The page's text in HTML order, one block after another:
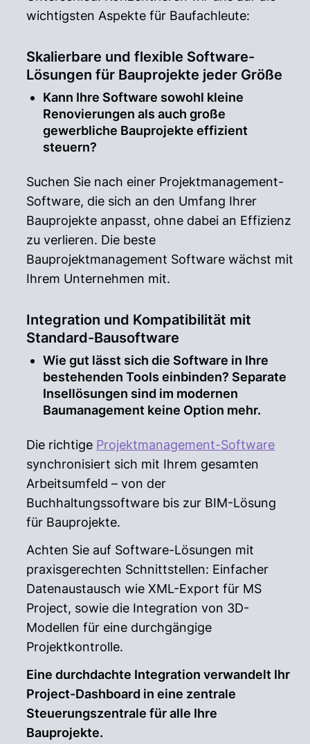
wichtigsten Aspekte für Baufachleute:
Skalierbare und flexible Software-
Lösungen für Bauprojekte jeder Größe
Kann Ihre Software sowohl kleine
Renovierungen als auch große
gewerbliche Bauprojekte effizient
steuern?
Suchen Sie nach einer Projektmanagement-
Software, die sich an den Umfang Ihrer
Bauprojekte anpasst, ohne dabei an Effizienz
zu verlieren. Die beste
Bauprojektmanagement Software wächst mit
Ihrem Unternehmen mit.
Integration und Kompatibilität mit
Standard-Bausoftware
Wie gut lässt sich die Software in Ihre
bestehenden Tools einbinden? Separate
Insellösungen sind im modernen
Baumanagement keine Option mehr.
Die richtige Projektmanagement-Software
synchronisiert sich mit Ihrem gesamten
Arbeitsumfeld – von der
Buchhaltungssoftware bis zur BIM-Lösung
für Bauprojekte.
Achten Sie auf Software-Lösungen mit
praxisgerechten Schnittstellen: Einfacher
Datenaustausch wie XML-Export für MS
Project, sowie die Integration von 3D-
Modellen für eine durchgängige
Projektkontrolle.
Eine durchdachte Integration verwandelt Ihr
Project-Dashboard in eine zentrale
Steuerungszentrale für alle Ihre
Bauprojekte.